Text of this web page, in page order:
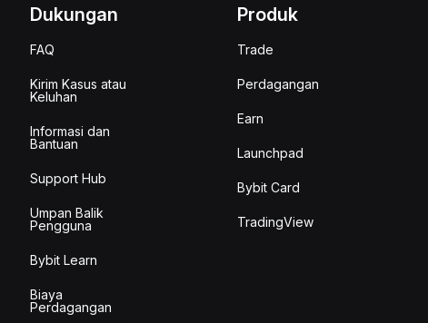
Dukungan
FAQ
Kirim Kasus atau
Keluhan
Informasi dan
Bantuan
Support Hub
Umpan Balik
Pengguna
Bybit Learn
Biaya
Perdagangan
Produk
Trade
Perdagangan
Earn
Launchpad
Bybit Card
TradingView